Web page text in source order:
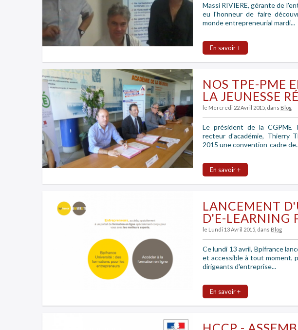
Massi RIVIERE, gérante de
eu l'honneur de faire
monde entrepreneurial mardi...
En savoir +
NOS TPE-PME
LA JEUNESSE
le Mercredi 22 Avril 2015 , dans Blog
Le président de la CGPME
recteur d'académie, Thierry
2015 une convention-cadre
En savoir +
LANCEMENT
D'E-LEARNING
le Lundi 13 Avril 2015 , dans Blog
Ce lundi 13 avril, Bpifrance
et accessible à tout moment,
dirigeants d'entreprise...
En savoir +